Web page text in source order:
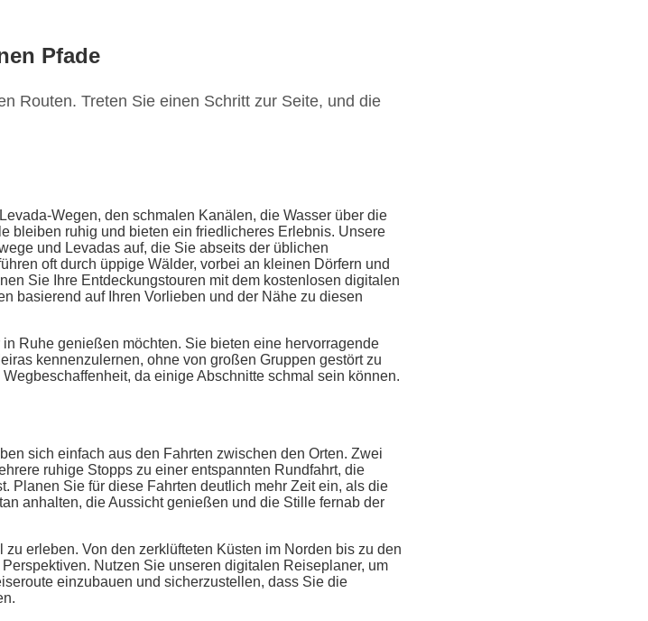
Pfade
Routen. Treten Sie einen Schritt zur Seite, und die
Wegen, den schmalen Kanälen, die Wasser über die
bleiben ruhig und bieten ein friedlicheres Erlebnis. Unsere
und Levadas auf, die Sie abseits der üblichen
oft durch üppige Wälder, vorbei an kleinen Dörfern und
Sie Ihre Entdeckungstouren mit dem kostenlosen digitalen
basierend auf Ihren Vorlieben und der Nähe zu diesen
Ruhe genießen möchten. Sie bieten eine hervorragende
kennenzulernen, ohne von großen Gruppen gestört zu
da einige Abschnitte schmal sein können.
sich einfach aus den Fahrten zwischen den Orten. Zwei
ruhige Stopps zu einer entspannten Rundfahrt, die
Planen Sie für diese Fahrten deutlich mehr Zeit ein, als die
anhalten, die Aussicht genießen und die Stille fernab der
erleben. Von den zerklüfteten Küsten im Norden bis zu den
Nutzen Sie unseren digitalen Reiseplaner, um
einzubauen und sicherzustellen, dass Sie die